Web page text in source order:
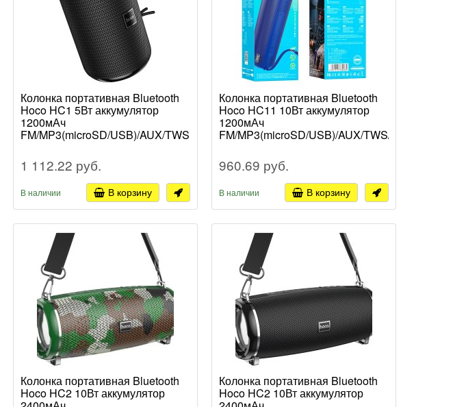
Колонка портативная Bluetooth
Hoco HC1 5Вт аккумулятор
1200мАч
FM/MP3(microSD/USB)/AUX/TWS
1 112.22 руб.
В наличии В корзину
Колонка портативная Bluetooth
Hoco HC11 10Вт аккумулятор
1200мАч
FM/MP3(microSD/USB)/AUX/TWS/
960.69 руб.
В наличии В корзину
Колонка портативная Bluetooth
Hoco HC2 10Вт аккумулятор
Колонка портативная Bluetooth
Hoco HC2 10Вт аккумулятор